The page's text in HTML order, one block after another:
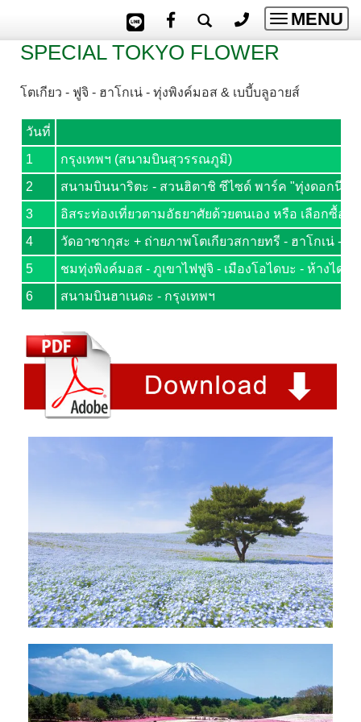
Toggle
MENU
SPECIAL TOKYO FLOWER
โตเกียว - ฟูจิ - ฮาโกเน่ - ทุ่งพิงค์มอส & เบบี้บลูอายส์
วันที่
1
กรุงเทพฯ (สนามบินสุวรรณภูมิ)
2
สนามบินนาริตะ - สวนฮิตาชิ ซีไซด์ พาร์ค "ทุ่งดอกนีโ
3
อิสระท่องเที่ยวตามอัธยาศัยด้วยตนเอง หรือ เลือกซื้อ
4
วัดอาซากุสะ + ถ่ายภาพโตเกียวสกายทรี - ฮาโกเน่ -
5
ชมทุ่งพิงค์มอส - ภูเขาไฟฟูจิ - เมืองโอไดบะ - ห้างไดร
6
สนามบินฮาเนดะ - กรุงเทพฯ